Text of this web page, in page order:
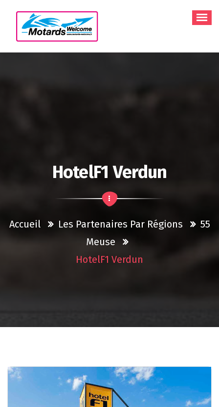
contenu
HotelF1 Verdun
Accueil Les Partenaires Par Régions
55
Meuse
HotelF1 Verdun